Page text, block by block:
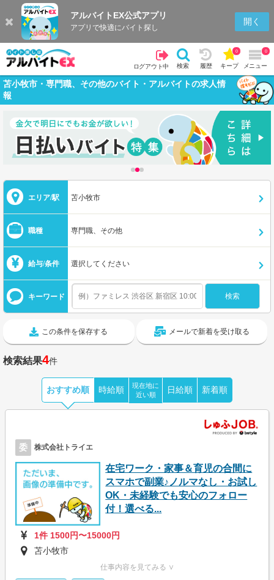
アルバイトEX公式アプリ
アプリで快適にバイト探し
開く
ログアウト中 検索 履歴 キープ
0
メニュー
0
苫小牧市・専門職、その他のバイト・アルバイトの求人情
報
エリア/駅 苫小牧市
職種 専門職、その他
給与/条件 選択してください
キーワード
この条件を保存する メールで新着を受け取る
検索結果4件
おすすめ順 時給順
現在地に
近い順
日給順 新着順
委 株式会社トライエ
在宅ワーク・家事＆育児の合間に
スマホで副業♪ノルマなし・お試し
OK・未経験でも安心のフォロー
付！選べる...
1件 1500円〜15000円
苫小牧市
仕事内容を見てみる ∨